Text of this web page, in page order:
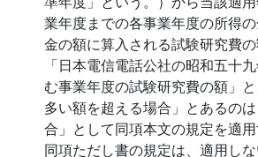
業年度までの各事業年度の所得
金の額に算入される試験研究費
「日本電信電話公社の昭和五十
む事業年度の試験研究費の額」
多い額を超える場合」とあるの
合」として同項本文の規定を適用
同項ただし書の規定は、適用しな